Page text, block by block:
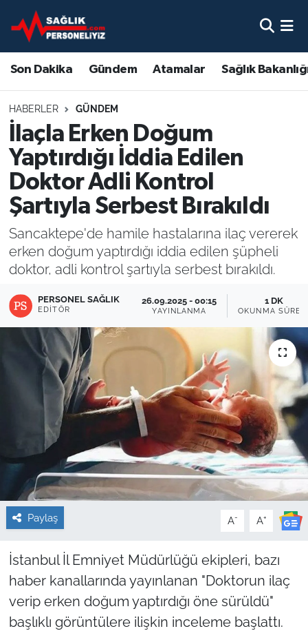
Son Dakika Gündem Atamalar Sağlık
HABERLER GÜNDEM
İlaçla Erken Doğum
Yaptırdığı İddia Edilen
Doktor Adli Kontrol
Şartıyla Serbest Bırakıldı
Sancaktepe'de hamile hastalarına ilaç vererek
erken doğum yaptırdığı iddia edilen şüpheli
doktor, adli kontrol şartıyla serbest bırakıldı.
PERSONEL SAĞLIK
EDITÖR
26.09.2025 - 00:15
YAYINLANMA
1 DK
OKUNMA
Paylaş A- A+
İstanbul İl Emniyet Müdürlüğü ekipleri, bazı
haber kanallarında yayınlanan "Doktorun ilaç
verip erken doğum yaptırdığı öne sürüldü"
başlıklı görüntülere ilişkin inceleme başlattı.
Son Dakika
Gündem
Atamalar
Sağlık Bakanlığı
Mevzuat
Sendika
Sağlık Personeli Alımı
Eğitim
Sağlık
Güncel
Kamu Alımları
Nöbetçi Eczaneler
Hava Durumu
Namaz Vakitleri
Trafik Durumu
Süper Lig Puan Durumu ve Fikstür
Tüm Manşetler
Son Dakika Haberleri
Haber Arşivi